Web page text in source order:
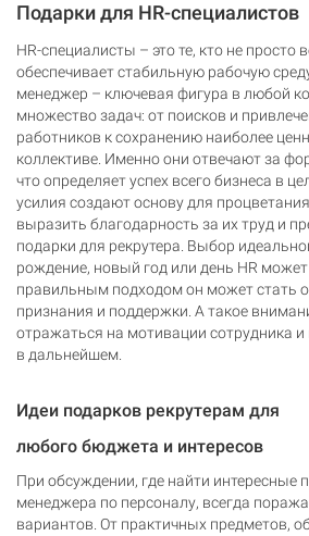
Подарки для HR-специалистов
HR-специалисты – это те, кто не просто
обеспечивает стабильную рабочую
менеджер – ключевая фигура в любой
множество задач: от поисков и
работников к сохранению наиболее
коллективе. Именно они отвечают за
что определяет успех всего бизнеса в
усилия создают основу для
выразить благодарность за их труд и
подарки для рекрутера. Выбор
рождение, новый год или день HR
правильным подходом он может стать
признания и поддержки. А такое
отражаться на мотивации сотрудника и
в дальнейшем.
Идеи подарков рекрутерам для
любого бюджета и интересов
При обсуждении, где найти интересные
менеджера по персоналу, всегда
вариантов. От практичных предметов,